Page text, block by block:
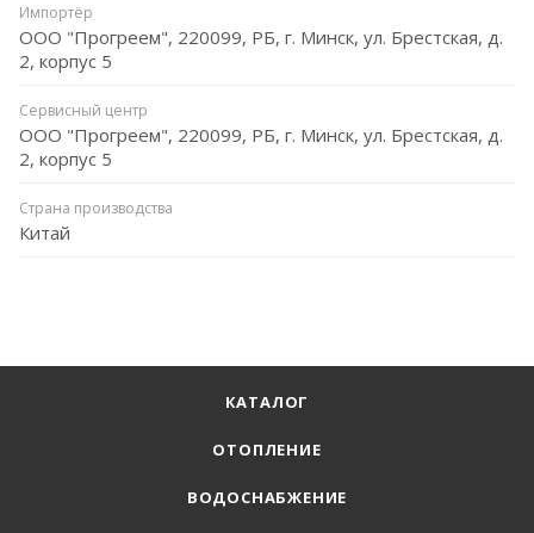
Импортёр
ООО "Прогреем", 220099, РБ, г. Минск, ул. Брестская, д.
2, корпус 5
Сервисный центр
ООО "Прогреем", 220099, РБ, г. Минск, ул. Брестская, д.
2, корпус 5
Страна производства
Китай
КАТАЛОГ
ОТОПЛЕНИЕ
ВОДОСНАБЖЕНИЕ